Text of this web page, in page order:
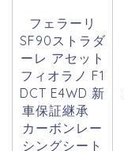
フェラーリ
SF90ストラダ
ーレ アセット
フィオラノ F1
DCT E4WD 新
車保証継承
カーボンレー
シングシート